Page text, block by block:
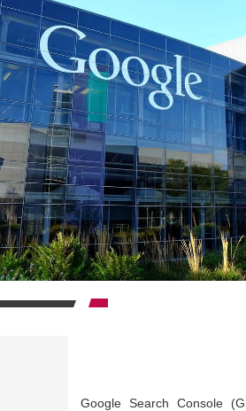
Google Search Console